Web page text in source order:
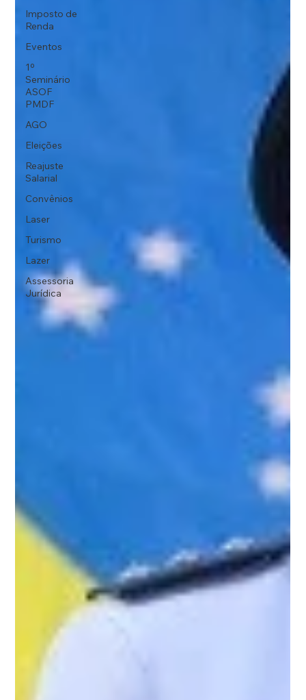
Imposto de
Renda
Eventos
1º
Seminário
ASOF
PMDF
AGO
Eleições
Reajuste
Salarial
Convênios
Laser
Turismo
Lazer
Assessoria
Jurídica